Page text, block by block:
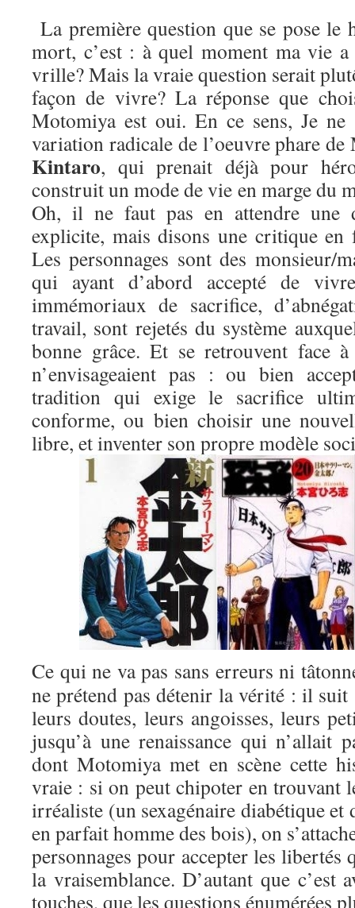
La première question que se pose le
mort, c’est : à quel moment ma vie
vrille? Mais la vraie question serait
façon de vivre? La réponse que
Motomiya est oui. En ce sens, Je
variation radicale de l’oeuvre phare
Kintaro, qui prenait déjà pour
construit un mode de vie en marge du
Oh, il ne faut pas en attendre une
explicite, mais disons une critique
Les personnages sont des monsieur/
qui ayant d’abord accepté de
immémoriaux de sacrifice,
travail, sont rejetés du système
bonne grâce. Et se retrouvent face
n’envisageaient pas : ou bien
tradition qui exige le sacrifice
conforme, ou bien choisir une
libre, et inventer son propre modèle
Ce qui ne va pas sans erreurs ni
ne prétend pas détenir la vérité : il suit
leurs doutes, leurs angoisses, leurs
jusqu’à une renaissance qui n’allait
dont Motomiya met en scène cette
vraie : si on peut chipoter en trouvant
irréaliste (un sexagénaire diabétique et
en parfait homme des bois), on
personnages pour accepter les libertés
la vraisemblance. D’autant que c’est
touches, que les questions énumérées